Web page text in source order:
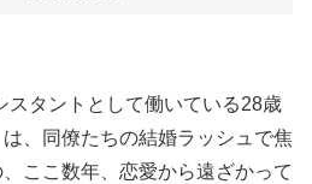
スタントとして働いている28歳
、同僚たちの結婚ラッシュで焦
ここ数年、恋愛から遠ざかって